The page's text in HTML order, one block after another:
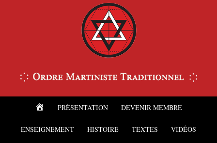
ACCUEIL
PRÉSENTATION DEVENIR MEMBRE
ENSEIGNEMENT HISTOIRE TEXTES VIDÉOS